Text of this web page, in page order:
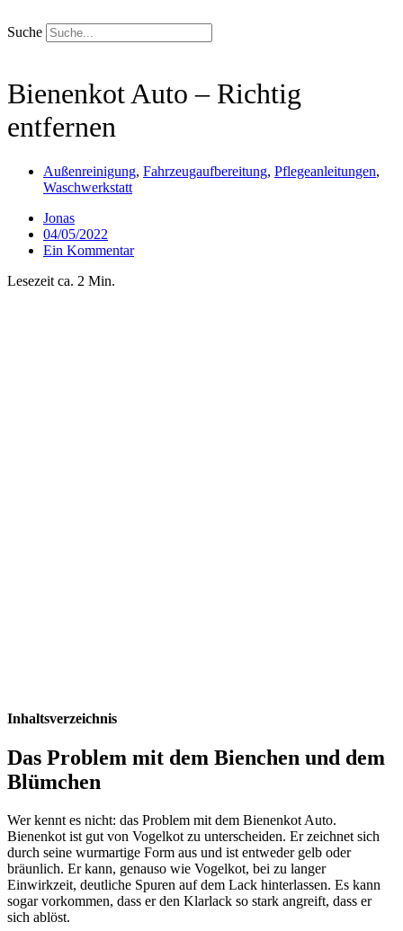
Inhalt
springen
Suche
Bienenkot Auto – Richtig
entfernen
Außenreinigung, Fahrzeugaufbereitung, Pflegeanleitungen,
Waschwerkstatt
Jonas
04/05/2022
Ein Kommentar
Lesezeit ca. 2 Min.
Inhaltsverzeichnis
Das Problem mit dem Bienchen und dem
Blümchen
Wer kennt es nicht: das Problem mit dem Bienenkot Auto.
Bienenkot ist gut von Vogelkot zu unterscheiden. Er zeichnet sich
durch seine wurmartige Form aus und ist entweder gelb oder
bräunlich. Er kann, genauso wie Vogelkot, bei zu langer
Einwirkzeit, deutliche Spuren auf dem Lack hinterlassen. Es kann
sogar vorkommen, dass er den Klarlack so stark angreift, dass er
sich ablöst.